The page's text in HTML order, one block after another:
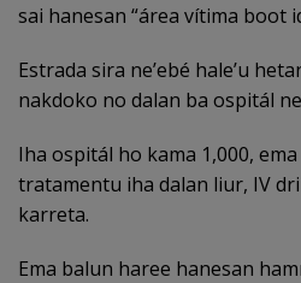
sai hanesan “área vítima boot
Estrada sira ne’ebé hale’u
nakdoko no dalan ba ospitál
Iha ospitál ho kama 1,000,
tratamentu iha dalan liur, IV
karreta.
Ema balun haree hanesan